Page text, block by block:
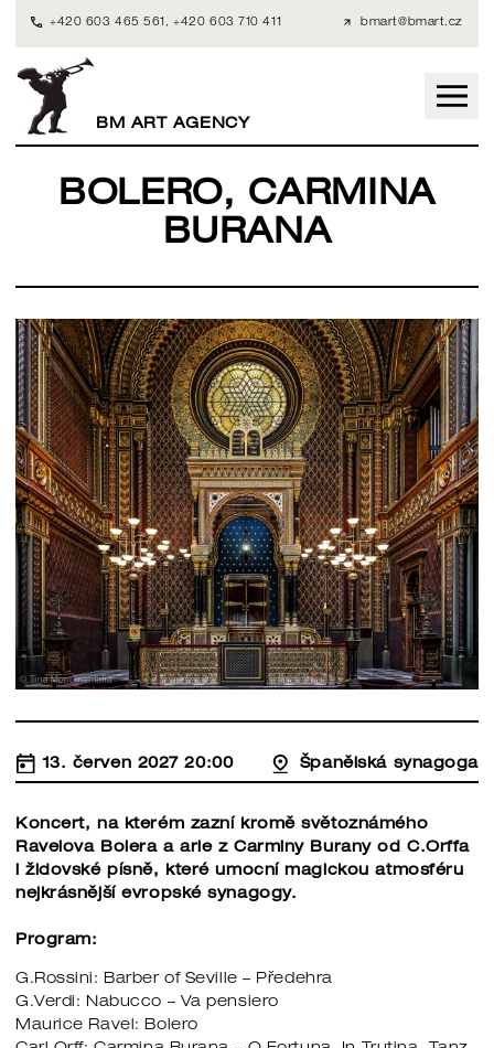
+420 603 465 561 , +420 603 710 411 bmart@bmart.cz
BM ART AGENCY
BOLERO, CARMINA
BURANA
13. červen 2027 20:00 Španělská synagoga
Koncert, na kterém zazní kromě světoznámého
Ravelova Bolera a arie z Carminy Burany od C.Orffa
i židovské písně, které umocní magickou atmosféru
nejkrásnější evropské synagogy.
Program:
G.Rossini: Barber of Seville – Předehra
G.Verdi: Nabucco – Va pensiero
Maurice Ravel: Bolero